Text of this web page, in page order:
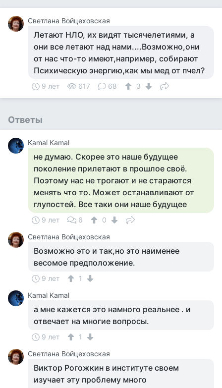
Светлана Войцеховская
Летают НЛО, их видят тысячелетиями, а
они все летают над нами....Возможно,они
от нас что-то имеют,например, собирают
Психическую энергию,как мы мед от пчел?
9 лет 617 68 3
Ответы
Kamal Kamal
не думаю. Скорее это наше будущее
поколение прилетают в прошлое своё.
Поэтому нас не трогают и не стараются
менять что то. Может останавливают от
глупостей. Все таки они наше будущее
9 лет 6
0
Светлана Войцеховская
Возможно это и так,но это наименее
весомое предположение.
9 лет
1
Kamal Kamal
а мне кажется это намного реальнее . и
отвечает на многие вопросы.
9 лет
1
Светлана Войцеховская
Виктор Рогожкин в институте своем
изучает эту проблему много